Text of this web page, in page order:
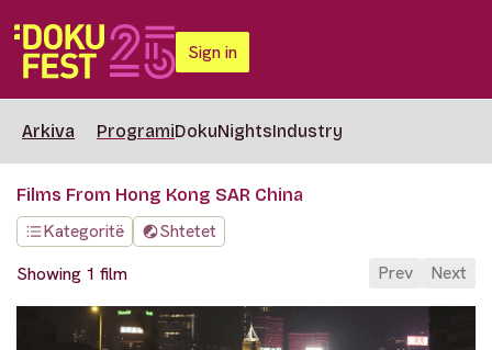
Sign in
Arkiva ProgramiDokuNightsIndustry
Films From Hong Kong SAR China
Kategoritë
Shtetet
Showing 1 film
Prev Next